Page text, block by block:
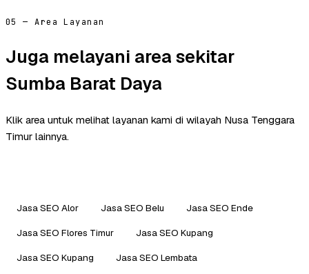
05 — Area Layanan
Juga melayani area sekitar
Sumba Barat Daya
Klik area untuk melihat layanan kami di wilayah Nusa Tenggara
Timur lainnya.
Jasa SEO Alor Jasa SEO Belu
Jasa SEO Ende
Jasa SEO Flores Timur
Jasa SEO Kupang
Jasa SEO Kupang
Jasa SEO Lembata